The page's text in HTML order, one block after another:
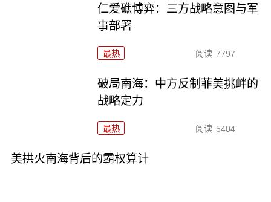
仁爱礁博弈：三方战略意图与军
事部署
最热 阅读 7797
破局南海：中方反制菲美挑衅的
战略定力
最热 阅读 5404
美拱火南海背后的霸权算计